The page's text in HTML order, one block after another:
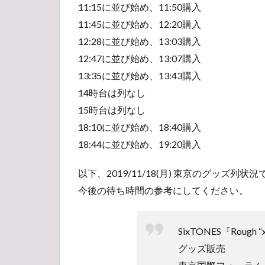
11:15に並び始め、11:50購入
11:45に並び始め、12:20購入
12:28に並び始め、13:03購入
12:47に並び始め、13:07購入
13:35に並び始め、13:43購入
14時台は列なし
15時台は列なし
18:10に並び始め、18:40購入
18:44に並び始め、19:20購入
以下、2019/11/18(月) 東京のグッズ列状況で
今後の待ち時間の参考にしてください。
SixTONES『Rough
グッズ販売